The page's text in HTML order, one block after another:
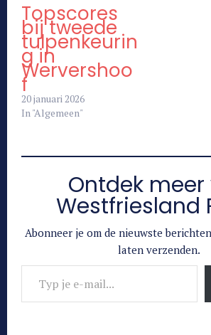
Topscores
bij tweede
tulpenkeurin
g in
Wervershoo
f
20 januari 2026
In "Algemeen"
Ontdek meer
Westfriesland
Abonneer je om de nieuwste
laten verzenden.
Typ je e-mail...